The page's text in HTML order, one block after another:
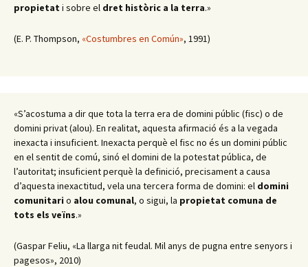
propietat i sobre el dret històric a la terra.»
(E. P. Thompson, «Costumbres en Común», 1991)
«S’acostuma a dir que tota la terra era de domini públic (fisc) o de
domini privat (alou). En realitat, aquesta afirmació és a la vegada
inexacta i insuficient. Inexacta perquè el fisc no és un domini públic
en el sentit de comú, sinó el domini de la potestat pública, de
l’autoritat; insuficient perquè la definició, precisament a causa
d’aquesta inexactitud, vela una tercera forma de domini: el domini
comunitari o alou comunal, o sigui, la propietat comuna de
tots els veïns.»
(Gaspar Feliu, «La llarga nit feudal. Mil anys de pugna entre senyors i
pagesos», 2010)